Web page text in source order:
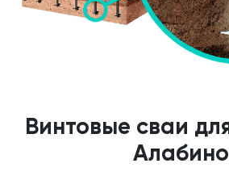
Винтовые сваи
Алабино